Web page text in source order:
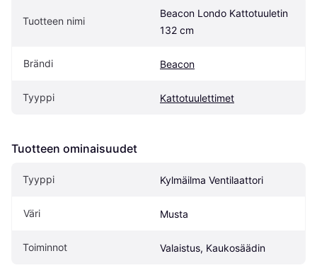
Tuotteen nimi
Beacon Londo Kattotuuletin
132 cm
Brändi Beacon
Tyyppi Kattotuulettimet
Tuotteen ominaisuudet
Tyyppi Kylmäilma Ventilaattori
Väri Musta
Toiminnot Valaistus, Kaukosäädin